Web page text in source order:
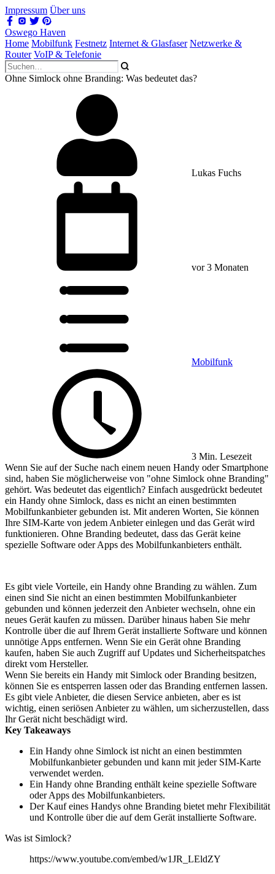
Impressum Über uns
Oswego Haven
Home Mobilfunk Festnetz Internet & Glasfaser Netzwerke &
Router VoIP & Telefonie
Ohne Simlock ohne Branding: Was bedeutet das?
Lukas Fuchs
vor 3 Monaten
Mobilfunk
3 Min. Lesezeit
Wenn Sie auf der Suche nach einem neuen Handy oder Smartphone
sind, haben Sie möglicherweise von "ohne Simlock ohne Branding"
gehört. Was bedeutet das eigentlich? Einfach ausgedrückt bedeutet
ein Handy ohne Simlock, dass es nicht an einen bestimmten
Mobilfunkanbieter gebunden ist. Mit anderen Worten, Sie können
Ihre SIM-Karte von jedem Anbieter einlegen und das Gerät wird
funktionieren. Ohne Branding bedeutet, dass das Gerät keine
spezielle Software oder Apps des Mobilfunkanbieters enthält.
Es gibt viele Vorteile, ein Handy ohne Branding zu wählen. Zum
einen sind Sie nicht an einen bestimmten Mobilfunkanbieter
gebunden und können jederzeit den Anbieter wechseln, ohne ein
neues Gerät kaufen zu müssen. Darüber hinaus haben Sie mehr
Kontrolle über die auf Ihrem Gerät installierte Software und können
unnötige Apps entfernen. Wenn Sie ein Gerät ohne Branding
kaufen, haben Sie auch Zugriff auf Updates und Sicherheitspatches
direkt vom Hersteller.
Wenn Sie bereits ein Handy mit Simlock oder Branding besitzen,
können Sie es entsperren lassen oder das Branding entfernen lassen.
Es gibt viele Anbieter, die diesen Service anbieten, aber es ist
wichtig, einen seriösen Anbieter zu wählen, um sicherzustellen, dass
Ihr Gerät nicht beschädigt wird.
Key Takeaways
Ein Handy ohne Simlock ist nicht an einen bestimmten
Mobilfunkanbieter gebunden und kann mit jeder SIM-Karte
verwendet werden.
Ein Handy ohne Branding enthält keine spezielle Software
oder Apps des Mobilfunkanbieters.
Der Kauf eines Handys ohne Branding bietet mehr Flexibilität
und Kontrolle über die auf dem Gerät installierte Software.
Was ist Simlock?
https://www.youtube.com/embed/w1JR_LEldZY